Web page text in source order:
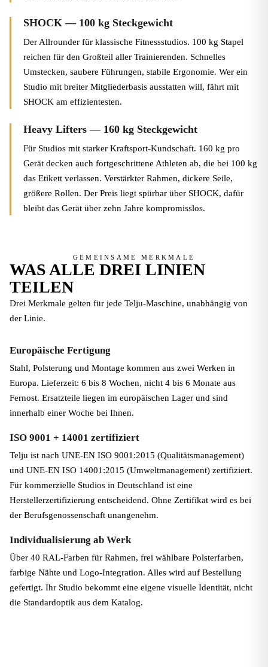
SHOCK — 100 kg Steckgewicht
Der Allrounder für klassische Fitnessstudios. 100 kg Stapel
reichen für den Großteil aller Trainierenden. Schnelles
Umstecken, saubere Führungen, stabile Ergonomie. Wer ein
Studio mit breiter Mitgliederbasis ausstatten will, fährt mit
SHOCK am effizientesten.
Heavy Lifters — 160 kg Steckgewicht
Für Studios mit starker Kraftsport-Kundschaft. 160 kg pro
Gerät decken auch fortgeschrittene Athleten ab, die bei 100 kg
das Etikett verlassen. Verstärkter Rahmen, dickere Seile,
größere Rollen. Der Preis liegt spürbar über SHOCK, dafür
bleibt das Gerät über zehn Jahre kompromisslos.
GEMEINSAME MERKMALE
WAS ALLE DREI LINIEN
TEILEN
Drei Merkmale gelten für jede Telju-Maschine, unabhängig von
der Linie.
Europäische Fertigung
Stahl, Polsterung und Montage kommen aus zwei Werken in
Europa. Lieferzeit: 6 bis 8 Wochen, nicht 4 bis 6 Monate aus
Fernost. Ersatzteile liegen im europäischen Lager und sind
innerhalb einer Woche bei Ihnen.
ISO 9001 + 14001 zertifiziert
Telju ist nach UNE-EN ISO 9001:2015 (Qualitätsmanagement)
und UNE-EN ISO 14001:2015 (Umweltmanagement) zertifiziert.
Für kommerzielle Studios in Deutschland ist eine
Herstellerzertifizierung entscheidend. Ohne Zertifikat wird es bei
der Berufsgenossenschaft unangenehm.
Individualisierung ab Werk
Über 40 RAL-Farben für Rahmen, frei wählbare Polsterfarben,
farbige Nähte und Logo-Integration. Alles wird auf Bestellung
gefertigt. Ihr Studio bekommt eine eigene visuelle Identität, nicht
die Standardoptik aus dem Katalog.